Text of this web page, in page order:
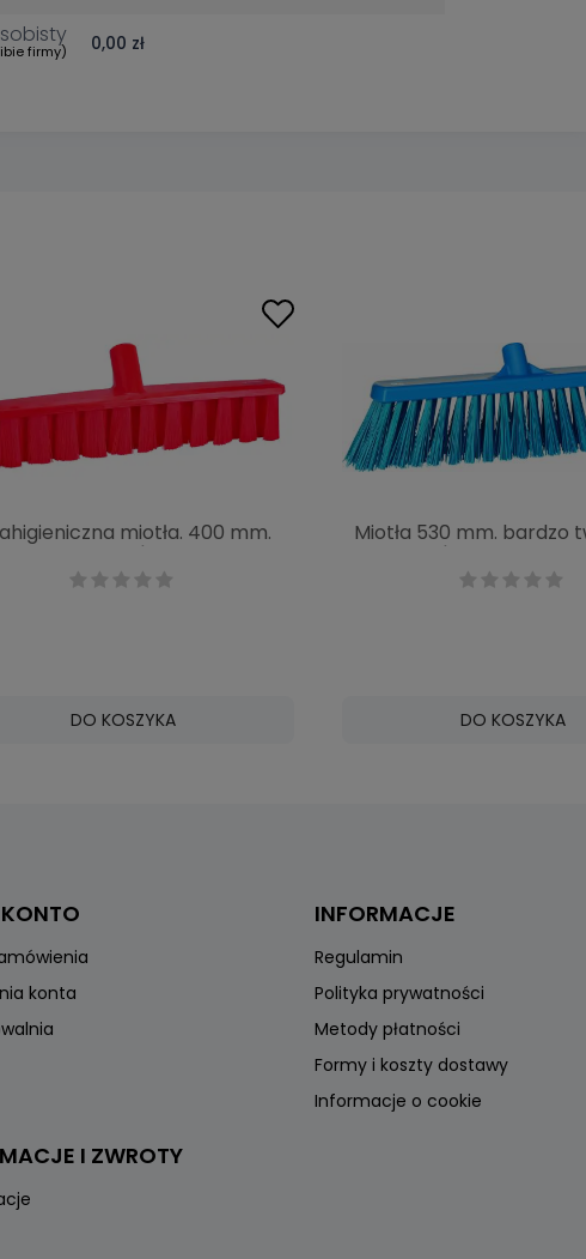
firmy) 0,00 zł
miotła. 400 mm.
czerwona | VIKAN 31734
DO KOSZYKA
Miotła 530 mm. bardzo
niebieska| VIKAN 29203
DO KOSZYKA
konta
INFORMACJE
Regulamin
Polityka prywatności
Metody płatności
Formy i koszty dostawy
Informacje o cookie
I ZWROTY